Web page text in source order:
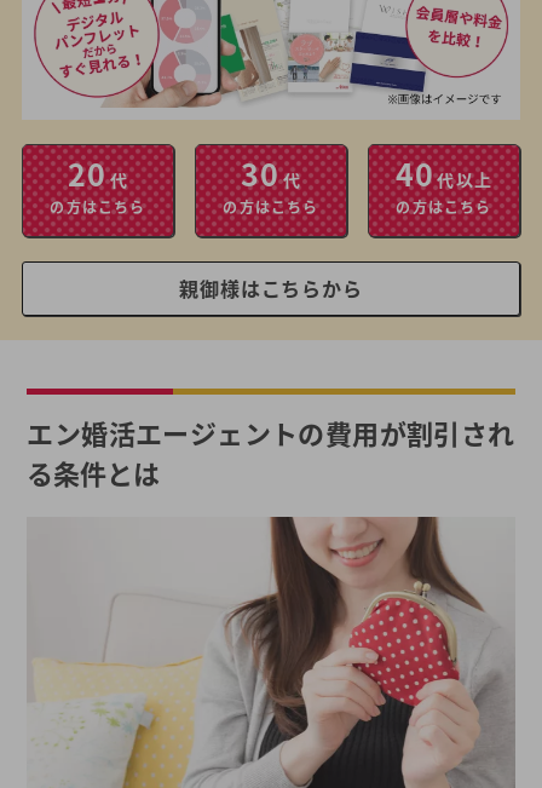
20代
の方はこちら
30代
の方はこちら
40代以上
の方はこちら
親御様はこちらから
エン婚活エージェントの費用が割引され
る条件とは